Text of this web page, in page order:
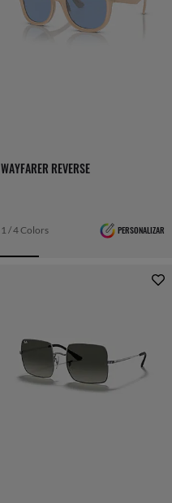
WAYFARER REVERSE
1 / 4 Colors PERSONALIZAR